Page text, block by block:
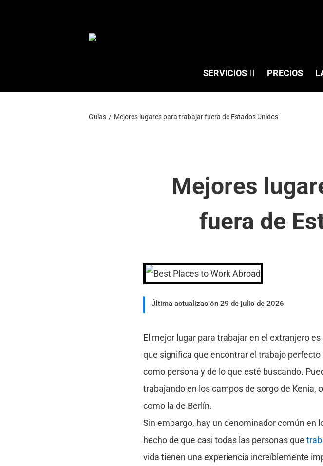
SERVICIOS PRECIOS
Guías Mejores lugares para trabajar fuera de Estados Unidos
Mejores
fuera de
Última actualización 29 de julio de 2026
El mejor lugar para trabajar en el extranjero es
que significa que encontrar el trabajo
como persona y de lo que esté buscando.
trabajando en los campos de sorgo de Kenia,
como la de Berlín.
Sin embargo, hay un denominador común en
hecho de que casi todas las personas que
vida tienen una experiencia increíblemente